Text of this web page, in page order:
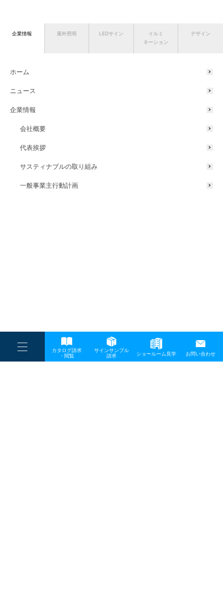
----
----
-
カタログ請求
・閲覧
サインサンプル
請求
ショールーム見学 お問い合わせ
企業情報 屋外照明 LEDサイン
イルミ
ネーション
デザイン
ホーム
ニュース
企業情報
会社概要
代表挨拶
サスティナブルの取り組み
一般事業主行動計画